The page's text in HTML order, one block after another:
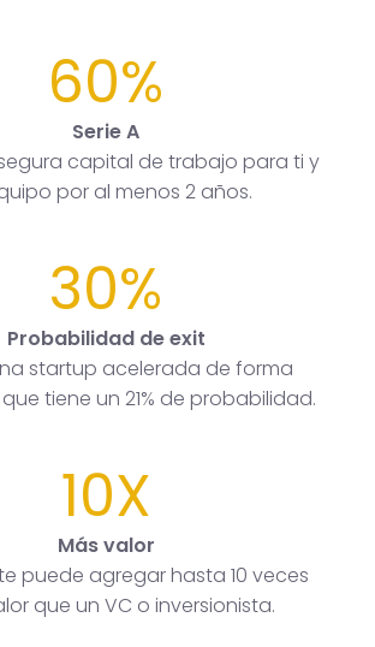
60%
Serie A
capital de trabajo para ti y
por al menos 2 años.
30%
Probabilidad de exit
startup acelerada de forma
tiene un 21% de probabilidad.
10X
Más valor
puede agregar hasta 10 veces
que un VC o inversionista.